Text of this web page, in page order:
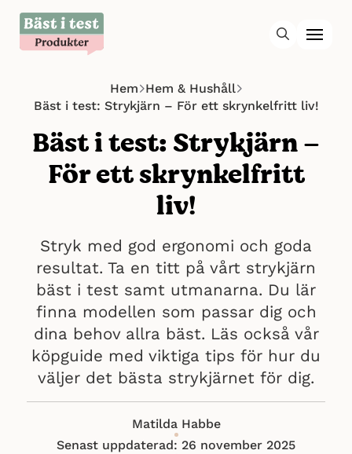
Hem Hem & Hushåll
Bäst i test: Strykjärn – För ett skrynkelfritt liv!
Bäst i test: Strykjärn –
För ett skrynkelfritt
liv!
Stryk med god ergonomi och goda
resultat. Ta en titt på vårt strykjärn
bäst i test samt utmanarna. Du lär
finna modellen som passar dig och
dina behov allra bäst. Läs också vår
köpguide med viktiga tips för hur du
väljer det bästa strykjärnet för dig.
Matilda Habbe
Senast uppdaterad: 26 november 2025